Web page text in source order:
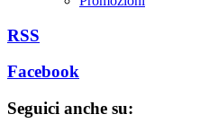
RSS
Facebook
Seguici anche su: